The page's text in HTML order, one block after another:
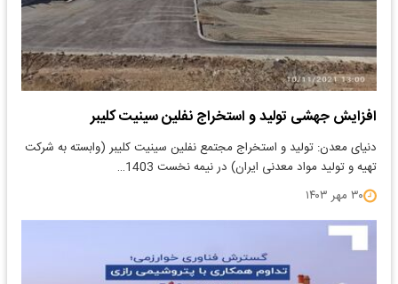
افزایش جهشی تولید و استخراج نفلین سینیت کلیبر
​دنیای معدن: تولید و استخراج مجتمع نفلین سینیت کلیبر (وابسته به شرکت
تهیه و تولید مواد معدنی ایران) در نیمه نخست 1403…
۳۰ مهر ۱۴۰۳